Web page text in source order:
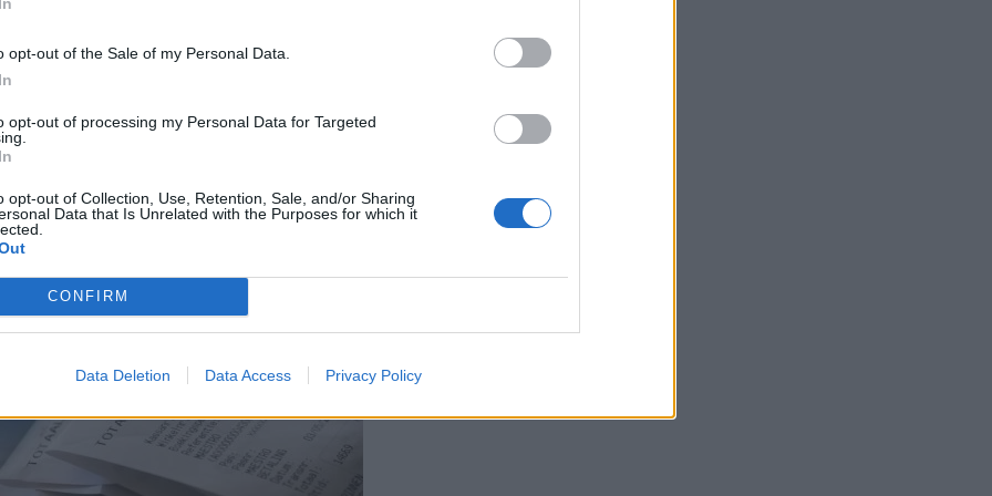
opt-out of the Sale of my Personal Data.
opt-out of processing my Personal Data for Targeted
opt-out of Collection, Use, Retention, Sale, and/or Sharing
Data that Is Unrelated with the Purposes for which it
CONFIRM
Data Deletion Data Access Privacy Policy
τηλεόραση στην Ελλάδα